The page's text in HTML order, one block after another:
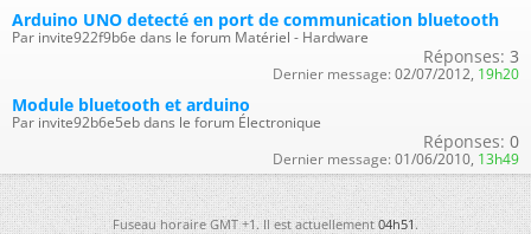
Arduino UNO detecté en port de communication bluetooth
Par invite922f9b6e dans le forum Matériel - Hardware
Réponses: 3
Dernier message: 02/07/2012, 19h20
Module bluetooth et arduino
Par invite92b6e5eb dans le forum Électronique
Réponses: 0
Dernier message: 01/06/2010, 13h49
Fuseau horaire GMT +1. Il est actuellement04h51.